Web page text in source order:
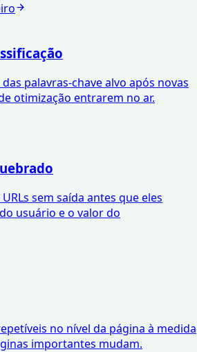
palavras-chave alvo após novas
otimização entrarem no ar.
sem saída antes que eles
usuário e o valor do
no nível da página à medida
importantes mudam.